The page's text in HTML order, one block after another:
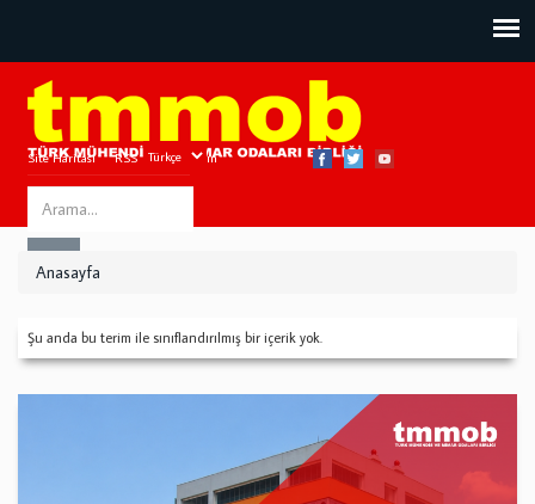
Site Haritası RSS Bize Ulaşın
Search
this
Anasayfa
Şu anda bu terim ile sınıflandırılmış bir içerik yok.